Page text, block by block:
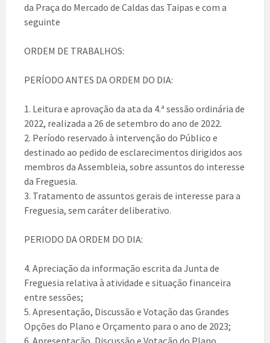
da Praça do Mercado de Caldas das Taipas e com a
seguinte
ORDEM DE TRABALHOS:
PERÍODO ANTES DA ORDEM DO DIA:
1. Leitura e aprovação da ata da 4.ª sessão ordinária de
2022, realizada a 26 de setembro do ano de 2022.
2. Período reservado à intervenção do Público e
destinado ao pedido de esclarecimentos dirigidos aos
membros da Assembleia, sobre assuntos do interesse
da Freguesia.
3. Tratamento de assuntos gerais de interesse para a
Freguesia, sem caráter deliberativo.
PERIODO DA ORDEM DO DIA:
4. Apreciação da informação escrita da Junta de
Freguesia relativa à atividade e situação financeira
entre sessões;
5. Apresentação, Discussão e Votação das Grandes
Opções do Plano e Orçamento para o ano de 2023;
6. Apresentação, Discussão e Votação do Plano